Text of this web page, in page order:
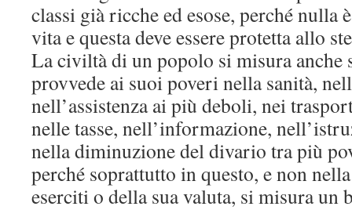
classi già ricche ed esose, perché nulla
vita e questa deve essere protetta allo
La civiltà di un popolo si misura anche
provvede ai suoi poveri nella sanità,
nell’assistenza ai più deboli, nei
nelle tasse, nell’informazione,
nella diminuzione del divario tra più
perché soprattutto in questo, e non
eserciti o della sua valuta, si misura un